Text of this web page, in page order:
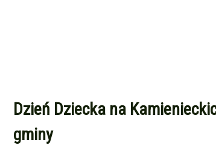
Dzień Dziecka na
gminy